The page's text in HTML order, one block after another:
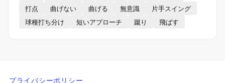
打点
曲げない 曲げる 無意識
片手スイング
球種打ち分け
短いアプローチ 蹴り 飛ばす
プライバシーポリシー